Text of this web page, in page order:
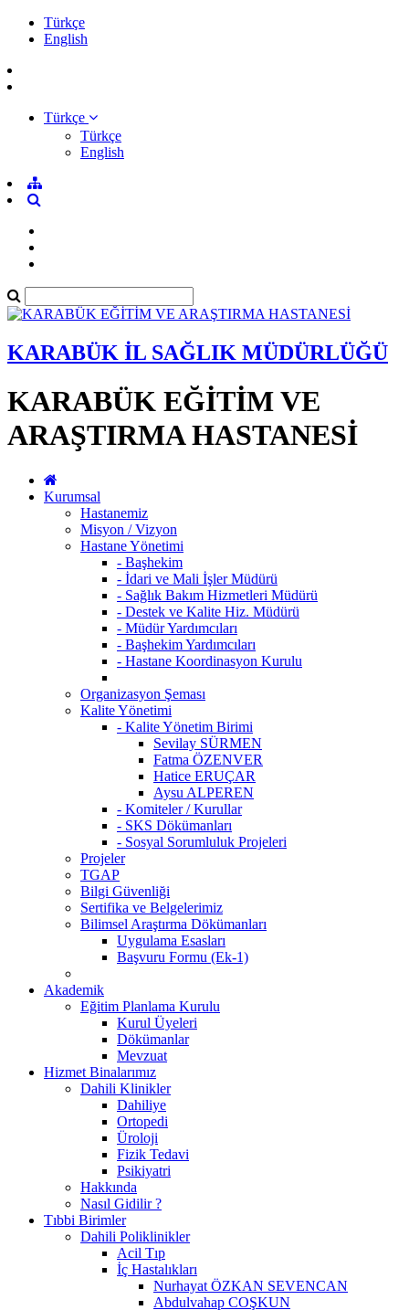
Türkçe
English
Türkçe
Türkçe
English
KARABÜK İL SAĞLIK MÜDÜRLÜĞÜ
KARABÜK EĞİTİM VE
ARAŞTIRMA HASTANESİ
Kurumsal
Hastanemiz
Misyon / Vizyon
Hastane Yönetimi
- Başhekim
- İdari ve Mali İşler Müdürü
- Sağlık Bakım Hizmetleri Müdürü
- Destek ve Kalite Hiz. Müdürü
- Müdür Yardımcıları
- Başhekim Yardımcıları
- Hastane Koordinasyon Kurulu
Organizasyon Şeması
Kalite Yönetimi
- Kalite Yönetim Birimi
Sevilay SÜRMEN
Fatma ÖZENVER
Hatice ERUÇAR
Aysu ALPEREN
- Komiteler / Kurullar
- SKS Dökümanları
- Sosyal Sorumluluk Projeleri
Projeler
TGAP
Bilgi Güvenliği
Sertifika ve Belgelerimiz
Bilimsel Araştırma Dökümanları
Uygulama Esasları
Başvuru Formu (Ek-1)
Akademik
Eğitim Planlama Kurulu
Kurul Üyeleri
Dökümanlar
Mevzuat
Hizmet Binalarımız
Dahili Klinikler
Dahiliye
Ortopedi
Üroloji
Fizik Tedavi
Psikiyatri
Hakkında
Nasıl Gidilir ?
Tıbbi Birimler
Dahili Poliklinikler
Acil Tıp
İç Hastalıkları
Nurhayat ÖZKAN SEVENCAN
Abdulvahap COŞKUN